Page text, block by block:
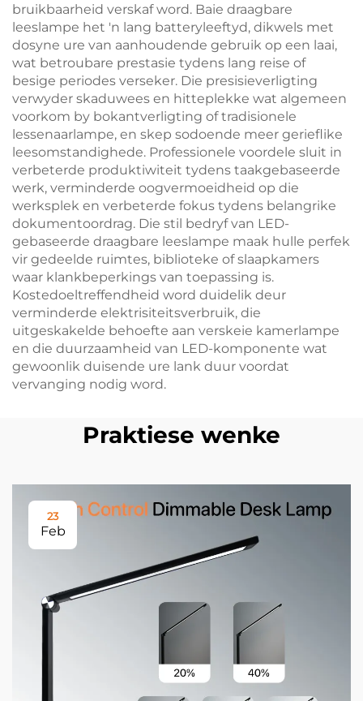
bruikbaarheid verskaf word. Baie draagbare
leeslampe het 'n lang batteryleeftyd, dikwels met
dosyne ure van aanhoudende gebruik op een laai,
wat betroubare prestasie tydens lang reise of
besige periodes verseker. Die presisieverligting
verwyder skaduwees en hitteplekke wat algemeen
voorkom by bokantverligting of tradisionele
lessenaarlampe, en skep sodoende meer gerieflike
leesomstandighede. Professionele voordele sluit in
verbeterde produktiwiteit tydens taakgebaseerde
werk, verminderde oogvermoeidheid op die
werksplek en verbeterde fokus tydens belangrike
dokumentoordrag. Die stil bedryf van LED-
gebaseerde draagbare leeslampe maak hulle perfek
vir gedeelde ruimtes, biblioteke of slaapkamers
waar klankbeperkings van toepassing is.
Kostedoeltreffendheid word duidelik deur
verminderde elektrisiteitsverbruik, die
uitgeskakelde behoefte aan verskeie kamerlampe
en die duurzaamheid van LED-komponente wat
gewoonlik duisende ure lank duur voordat
vervanging nodig word.
Praktiese wenke
23
Feb